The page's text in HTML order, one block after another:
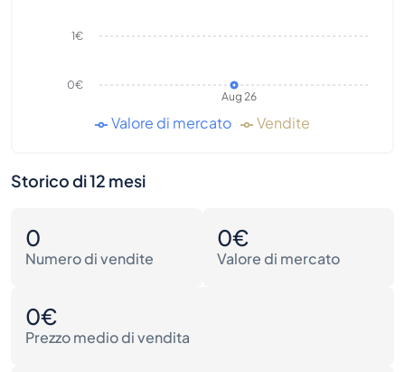
Aug 26
0€
1€
Valore di mercato Vendite
Storico di 12 mesi
0
Numero di vendite
0€
Valore di mercato
0€
Prezzo medio di vendita